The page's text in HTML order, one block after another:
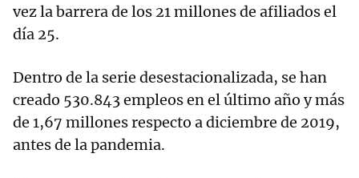
vez la barrera de los 21 millones de afiliados el
día 25.
Dentro de la serie desestacionalizada, se han
creado 530.843 empleos en el último año y más
de 1,67 millones respecto a diciembre de 2019,
antes de la pandemia.